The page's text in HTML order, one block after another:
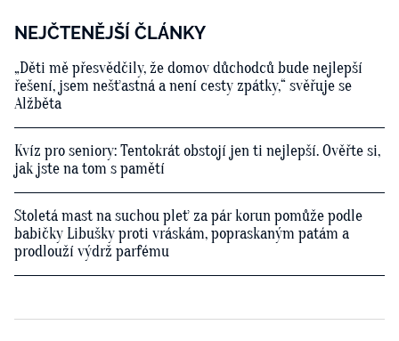
NEJČTENĚJŠÍ ČLÁNKY
„Děti mě přesvědčily, že domov důchodců bude nejlepší
řešení, jsem nešťastná a není cesty zpátky,“ svěřuje se
Alžběta
Kvíz pro seniory: Tentokrát obstojí jen ti nejlepší. Ověřte si,
jak jste na tom s pamětí
Stoletá mast na suchou pleť za pár korun pomůže podle
babičky Libušky proti vráskám, popraskaným patám a
prodlouží výdrž parfému